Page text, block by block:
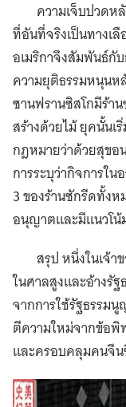
ความเจ็บปวดห
ที่อันที่จริงเป็นทางเ
อเมริกาจึงสัมพันธ์กั
ความยุติธรรมหนุนห
ซานฟรานซิสโกมีร้า
สร้างด้วยไม้ ยุคนั้นเ
กฎหมายว่าด้วยสุขอ
การระบุว่ากิจการใ
3 ของร้านซักรีดทั้ง
อนุญาตและมีแนวโ
สรุป หนึ่งในเจ้
ในศาลสูงและอ้างรั
จากการใช้รัฐธรรม
ตีความใหม่จากข้อพิ
และครอบคลุมคนจีน